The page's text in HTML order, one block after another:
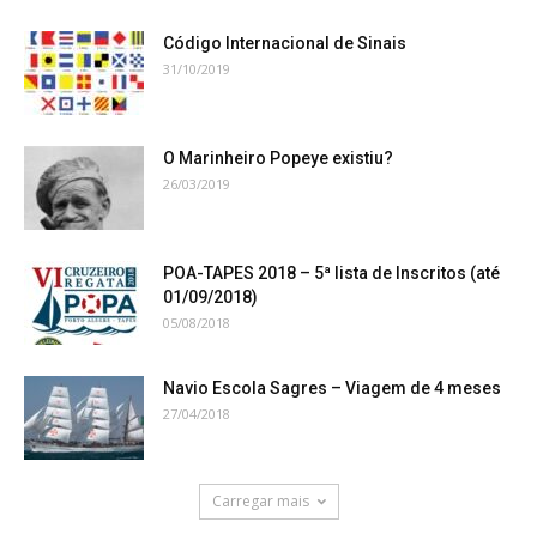
Código Internacional de Sinais
31/10/2019
O Marinheiro Popeye existiu?
26/03/2019
POA-TAPES 2018 – 5ª lista de Inscritos (até
01/09/2018)
05/08/2018
Navio Escola Sagres – Viagem de 4 meses
27/04/2018
Carregar mais